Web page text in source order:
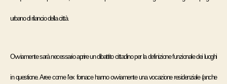
urbano di rilancio della città.
Ovviamente sarà necessario aprire un dibattito cittadino per la definizione funzionale dei luoghi
in questione. Aree come l’ex fornace hanno ovviamente una vocazione residenziale (anche